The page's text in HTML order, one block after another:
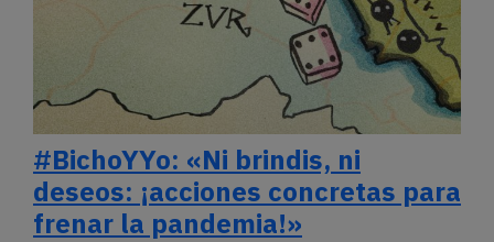
APOYANOS
ES EN
#BichoYYo: «Ni brindis, ni
deseos: ¡acciones concretas para
frenar la pandemia!»